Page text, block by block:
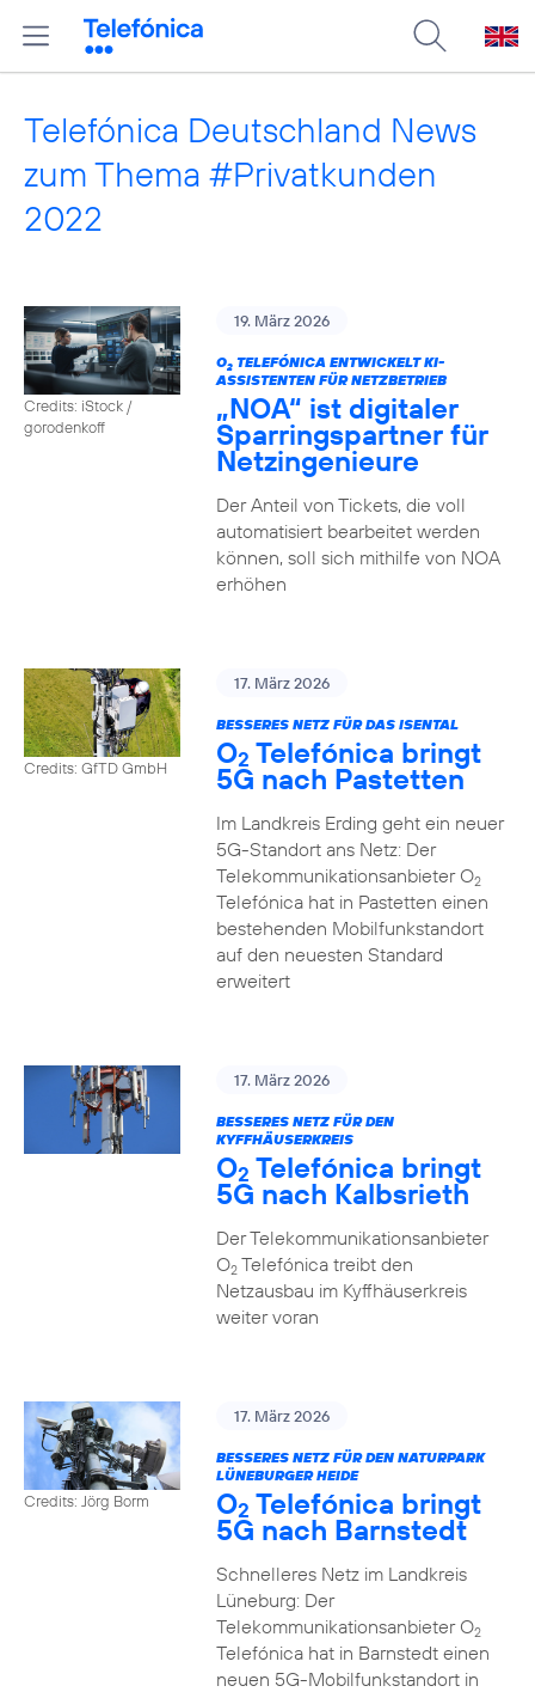
Telefónica Deutschland News
zum Thema #Privatkunden
2022
Credits: iStock /
gorodenkoff
19. März 2026
O2TELEFÓNICA ENTWICKELT KI-
ASSISTENTEN FÜR NETZBETRIEB
„NOA“ ist digitaler
Sparringspartner für
Netzingenieure
Der Anteil von Tickets, die voll
automatisiert bearbeitet werden
können, soll sich mithilfe von NOA
erhöhen
Credits: GfTD GmbH
17. März 2026
BESSERES NETZ FÜR DAS ISENTAL
O2 Telefónica bringt
5G nach Pastetten
Im Landkreis Erding geht ein neuer
5G-Standort ans Netz: Der
Telekommunikationsanbieter O2
Telefónica hat in Pastetten einen
bestehenden Mobilfunkstandort
auf den neuesten Standard
erweitert
17. März 2026
BESSERES NETZ FÜR DEN
KYFFHÄUSERKREIS
O2 Telefónica bringt
5G nach Kalbsrieth
Der Telekommunikationsanbieter
O2Telefónica treibt den
Netzausbau im Kyffhäuserkreis
weiter voran
Credits: Jörg Borm
17. März 2026
BESSERES NETZ FÜR DEN NATURPARK
LÜNEBURGER HEIDE
O2 Telefónica bringt
5G nach Barnstedt
Schnelleres Netz im Landkreis
Lüneburg: Der
Telekommunikationsanbieter O2
Telefónica hat in Barnstedt einen
neuen 5G-Mobilfunkstandort in